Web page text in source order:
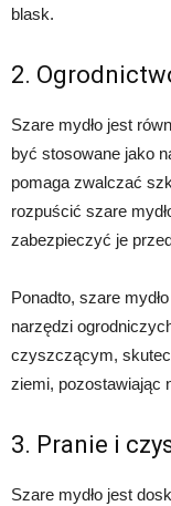
blask.
2.
Szare mydło jest
być stosowane jako
pomaga zwalczać
rozpuścić szare
zabezpieczyć je
Ponadto, szare
narzędzi
czyszczącym,
ziemi, pozostawiając
3. Pranie i
Szare mydło jest